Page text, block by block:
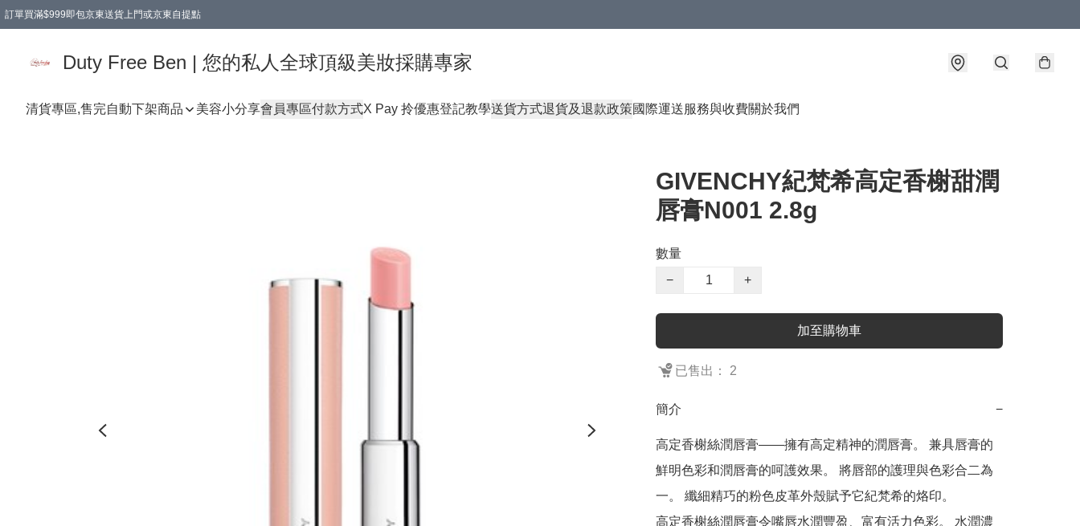
訂單買滿$999即包京東送貨上門或京東自提點
Duty Free Ben | 您的私人全球頂級美妝採購專家
清貨專區,售完自動下架商品 美容小分享會員專區付款方式X Pay 拎優惠登記教學送貨方式退貨及退款政策國際運送服務與收費關於我們
GIVENCHY紀梵希高定香榭甜潤
唇膏N001 2.8g
數量
−
+
加至購物車
已售出： 2
簡介 −
高定香榭絲潤唇膏——擁有高定精神的潤唇膏。 兼具唇膏的
鮮明色彩和潤唇膏的呵護效果。 將唇部的護理與色彩合二為
一。 纖細精巧的粉色皮革外殼賦予它紀梵希的烙印。
高定香榭絲潤唇膏令嘴唇水潤豐盈、富有活力色彩。 水潤濃